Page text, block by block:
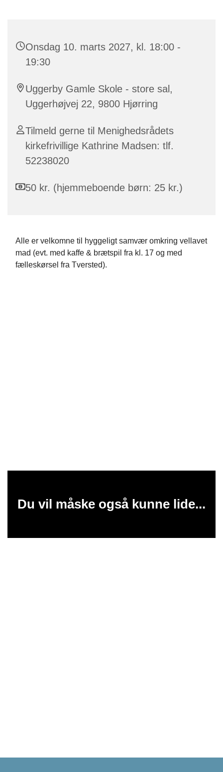
Onsdag 10. marts 2027, kl. 18:00 -
19:30
Uggerby Gamle Skole - store sal,
Uggerhøjvej 22, 9800 Hjørring
Tilmeld gerne til Menighedsrådets
kirkefrivillige Kathrine Madsen: tlf.
52238020
50 kr. (hjemmeboende børn: 25 kr.)
Alle er velkomne til hyggeligt samvær omkring vellavet
mad (evt. med kaffe & brætspil fra kl. 17 og med
fælleskørsel fra Tversted).
Du vil måske også kunne lide...